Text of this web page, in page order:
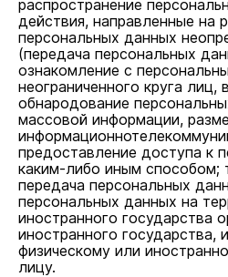
распространение
действия, направленные на
персональных данных
(передача персональных
ознакомление с
неограниченного круга лиц,
обнародование
массовой информации,
предоставление доступа к
каким-либо иным способом;
передача персональных
персональных данных на
иностранного государства
иностранного государства,
физическому или
лицу.